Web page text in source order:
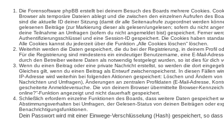
Die Forensoftware phpBB erstellt bei deinem Besuch des Boards mehrere Cookies.
Browser als temporäre Dateien ablegt und die zwischen den einzelnen Aufrufen des
sind die aktuelle ID deiner Sitzung (damit dir alle Seitenaufrufe zugeordnet werden
gelesenen Beiträge (zur Markierung dieser als gelesen/ungelesen; sofern du nicht
deine Teilnahme an Umfragen (sofern du nicht angemeldet bist) gespeichert. Ferner
Authentifizierungsschlüssel und eine Session-ID gespeichert. Die Cookies haben
Alle Cookies kannst du jederzeit über die Funktion „Alle Cookies löschen“ löschen.
Weiterhin werden die Daten gespeichert, die du bei der Registrierung, in deinem Profil
Für die Registrierung sind mindestens ein eindeutiger Benutzername, eine E-Mail-
durch den Betreiber weitere Daten als notwendig festgelegt wurden, so ist dies für dich
Wenn du einen Beitrag oder eine private Nachricht erstellst, so werden die dort
Gleiches gilt, wenn du einen Beitrag als Entwurf zwischenspeicherst. In diesen Fällen
IP-Adresse wird weiterhin bei folgenden Aktionen gespeichert: Löschen und Ändern
Nachrichten und Umfragen), Änderungen an zentralen Profildaten (E-Mail-Adresse,
gescheiterte Anmeldeversuche. Die von deinem Browser übermittelte Browser-
online?“-Funktion angezeigt und nicht dauerhaft gespeichert.
Schließlich erfordern einzelne Funktionen des Boards, dass weitere Daten gespeichert
Abstimmungsverhalten bei Umfragen, der Gelesen-Status von deinen Beiträgen oder
Benachrichtigungsfunktionen.
Dein Passwort wird mit einer Einwege-Verschlüsselung (Hash) gespeichert, so